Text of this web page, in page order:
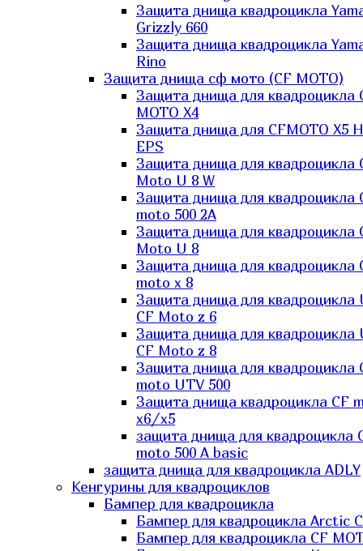
Защита днища квадроцикла
Grizzly 660
Защита днища квадроцикла
Rino
Защита днища сф мото (CF MOTO)
Защита днища для квадроцикла
MOTO X4
Защита днища для CFMOTO X5
EPS
Защита днища для квадроцикла
Moto U 8 W
Защита днища для квадроцикла
moto 500 2A
Защита днища для квадроцикла
Moto U 8
Защита днища для квадроцикла
moto x 8
Защита днища для квадроцикла
CF Moto z 6
Защита днища для квадроцикла
CF Moto z 8
Защита днища для квадроцикла
moto UTV 500
Защита днища квадроцикла СF
x6/x5
защита днища для квадроцикла
moto 500 A basic
защита днища для квадроцикла ADLY
Кенгурины для квадроциклов
Бампер для квадроцикла
Бампер для квадроцикла Arctic
Бампер для квадроцикла CF